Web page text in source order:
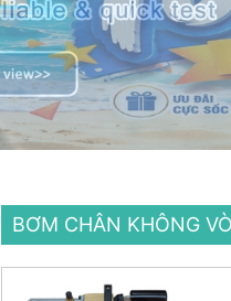
BƠM CHÂN KHÔNG